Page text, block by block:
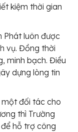
kiệm thời gian
Phát luôn được
vụ. Đồng thời
minh bạch. Điều
dựng lòng tin
một đối tác cho
thì Trường
hỗ trợ công